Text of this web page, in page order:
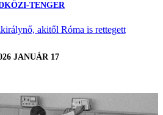
TENGER
akitől Róma is rettegett
JANUÁR 17